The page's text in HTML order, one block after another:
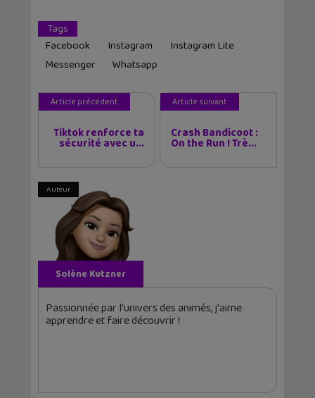
Tags
Facebook
Instagram
Instagram Lite
Messenger
Whatsapp
Article précédent
Tiktok renforce ta
sécurité avec u...
Article suivant
Crash Bandicoot :
On the Run ! Trè...
Auteur
Solène Kutzner
Passionnée par l'univers des animés, j'aime
apprendre et faire découvrir !